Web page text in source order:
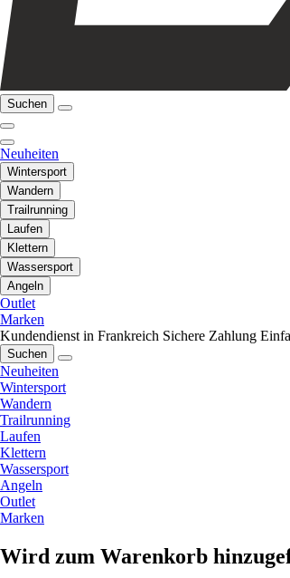
Suchen
Neuheiten
Wintersport
Wandern
Trailrunning
Laufen
Klettern
Wassersport
Angeln
Outlet
Marken
Kundendienst in Frankreich Sichere Zahlung
Suchen
Neuheiten
Wintersport
Wandern
Trailrunning
Laufen
Klettern
Wassersport
Angeln
Outlet
Marken
Wird zum Warenkorb